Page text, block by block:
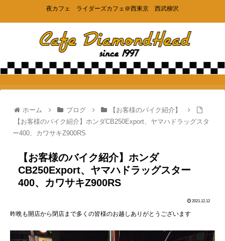
夜カフェ ライダーズカフェ＠西東京 西武柳沢
ホーム ブログ
【お客様のバイク紹介】
【お客様のバイク紹介】ホンダCB250Export、ヤマハドラッグスタ
ー400、カワサキZ900RS
【お客様のバイク紹介】ホンダ
CB250Export、ヤマハドラッグスター
400、カワサキZ900RS
2021.12.12
昨晩も開店から閉店まで多くの皆様のお越しありがとうございます